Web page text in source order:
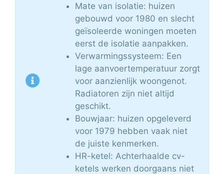
Mate van isolatie: huizen
gebouwd voor 1980 en slecht
geïsoleerde woningen moeten
eerst de isolatie aanpakken.
Verwarmingssysteem: Een
lage aanvoertemperatuur zorgt
voor aanzienlijk woongenot.
Radiatoren zijn niet altijd
geschikt.
Bouwjaar: huizen opgeleverd
voor 1979 hebben vaak niet
de juiste kenmerken.
HR-ketel: Achterhaalde cv-
ketels werken doorgaans niet